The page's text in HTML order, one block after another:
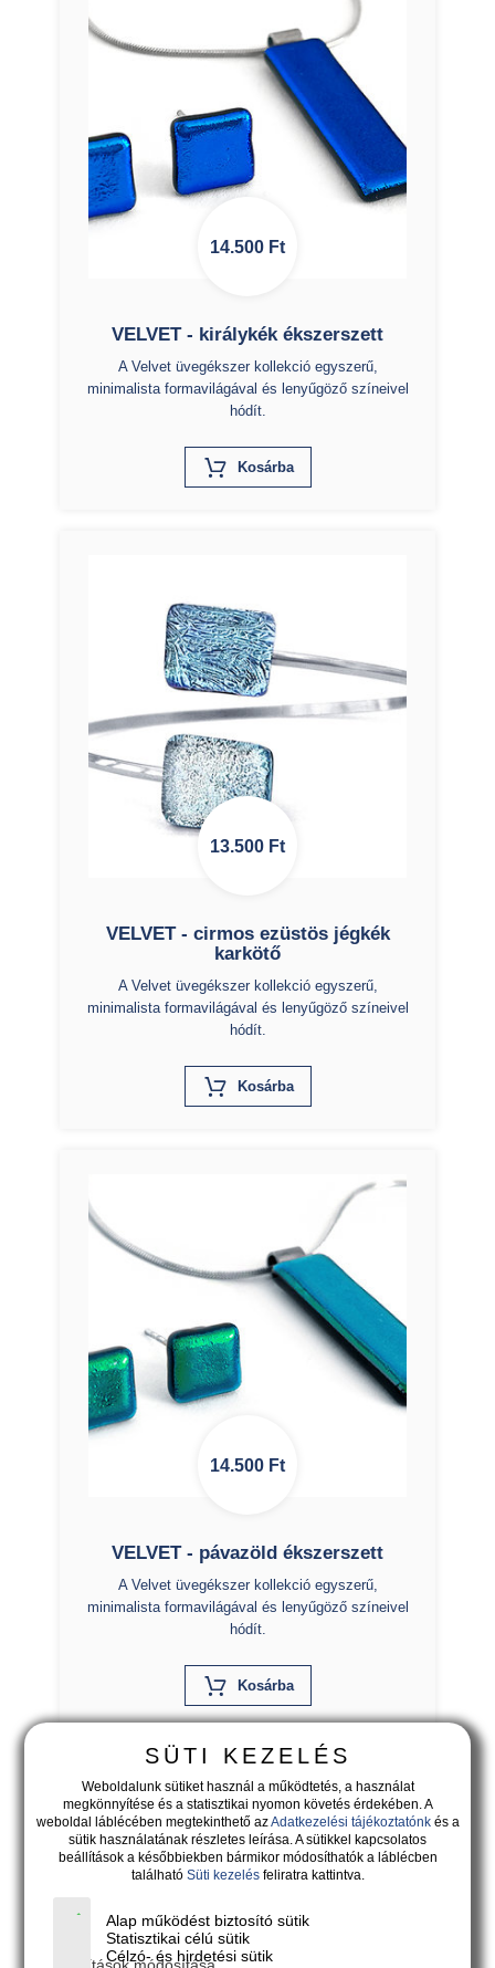
14.500 Ft
VELVET - királykék ékszerszett
A Velvet üvegékszer kollekció egyszerű,
minimalista formavilágával és lenyűgöző színeivel
hódít.
KosárbaX
13.500 Ft
VELVET - cirmos ezüstös jégkék
karkötő
A Velvet üvegékszer kollekció egyszerű,
minimalista formavilágával és lenyűgöző színeivel
hódít.
KosárbaX
14.500 Ft
VELVET - pávazöld ékszerszett
A Velvet üvegékszer kollekció egyszerű,
minimalista formavilágával és lenyűgöző színeivel
hódít.
KosárbaX
SÜTI KEZELÉS
Weboldalunk sütiket használ a működtetés, a használat
megkönnyítése és a statisztikai nyomon követés érdekében. A
weboldal láblécében megtekinthető azAdatkezelési tájékoztatónkés a
sütik használatának részletes leírása. A sütikkel kapcsolatos
beállítások a későbbiekben bármikor módosíthatók a láblécben
található Süti kezelésfeliratra kattintva.
Alap működést biztosító sütik
Statisztikai célú sütik
Célzó- és hirdetési sütik